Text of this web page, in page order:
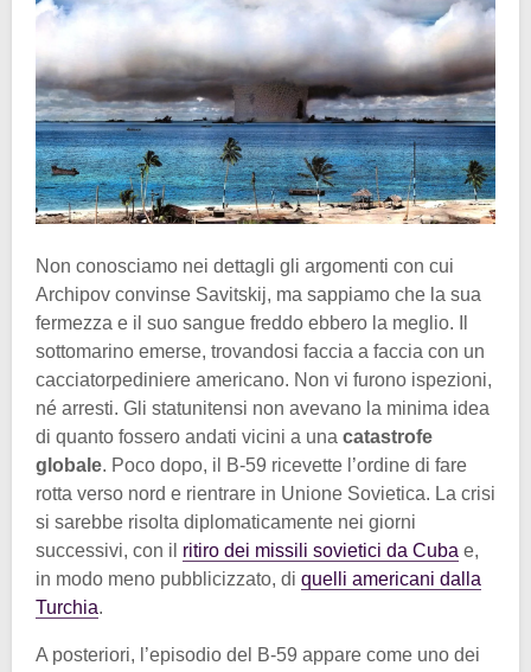
Non conosciamo nei dettagli gli argomenti con cui
Archipov convinse Savitskij, ma sappiamo che la sua
fermezza e il suo sangue freddo ebbero la meglio. Il
sottomarino emerse, trovandosi faccia a faccia con un
cacciatorpediniere americano. Non vi furono ispezioni,
né arresti. Gli statunitensi non avevano la minima idea
di quanto fossero andati vicini a una catastrofe
globale. Poco dopo, il B-59 ricevette l’ordine di fare
rotta verso nord e rientrare in Unione Sovietica. La crisi
si sarebbe risolta diplomaticamente nei giorni
successivi, con il ritiro dei missili sovietici da Cuba e,
in modo meno pubblicizzato, di quelli americani dalla
Turchia.
A posteriori, l’episodio del B-59 appare come uno dei